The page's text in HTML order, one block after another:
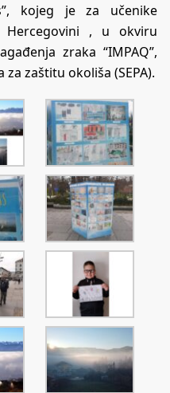
kojeg je za učenike
, u okviru
zraka “IMPAQ”,
zaštitu okoliša (SEPA).